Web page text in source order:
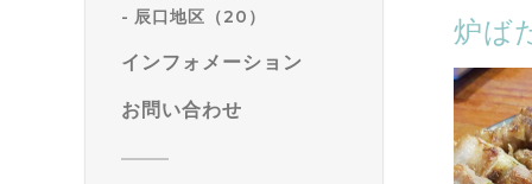
辰口地区（20）
インフォメーション
お問い合わせ
炉ば